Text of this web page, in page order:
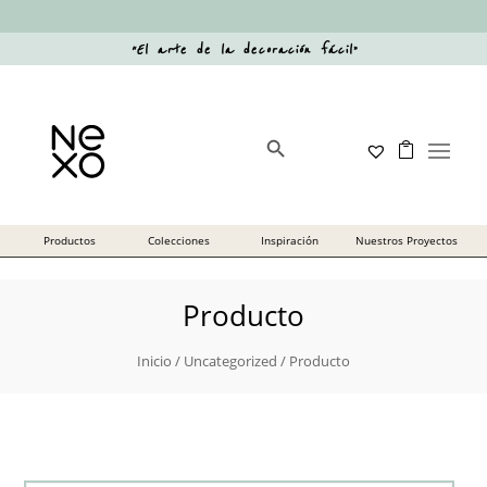
“El arte de la decoración fácil”
Producto
Inicio / Uncategorized / Producto